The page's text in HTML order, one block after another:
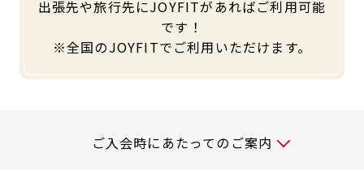
出張先や旅行先にJOYFITがあればご利用可能
です！
※全国のJOYFITでご利用いただけます。
入会時には以下の料金が必要です
ご入会時にあたってのご案内